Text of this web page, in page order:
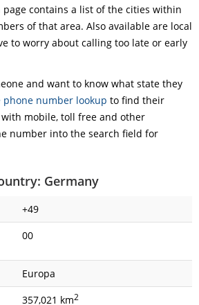
page contains a list of the cities within
of that area. Also available are local
to worry about calling too late or early
and want to know what state they
phone number lookup to find their
mobile, toll free and other
number into the search field for
Germany
+49
00
Europa
357,021 km2